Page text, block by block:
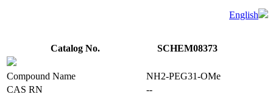
English
Catalog No. SCHEM08373
Compound Name
NH2-PEG31-OMe
CAS RN
--